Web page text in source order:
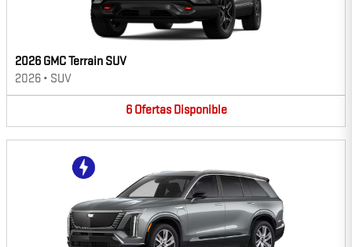
2026 GMC Terrain SUV
2026 • SUV
6 Ofertas Disponible